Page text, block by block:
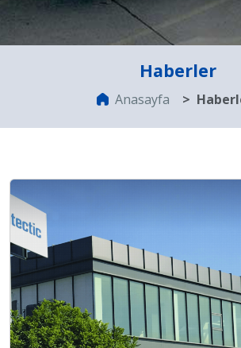
Haberler
Anasayfa